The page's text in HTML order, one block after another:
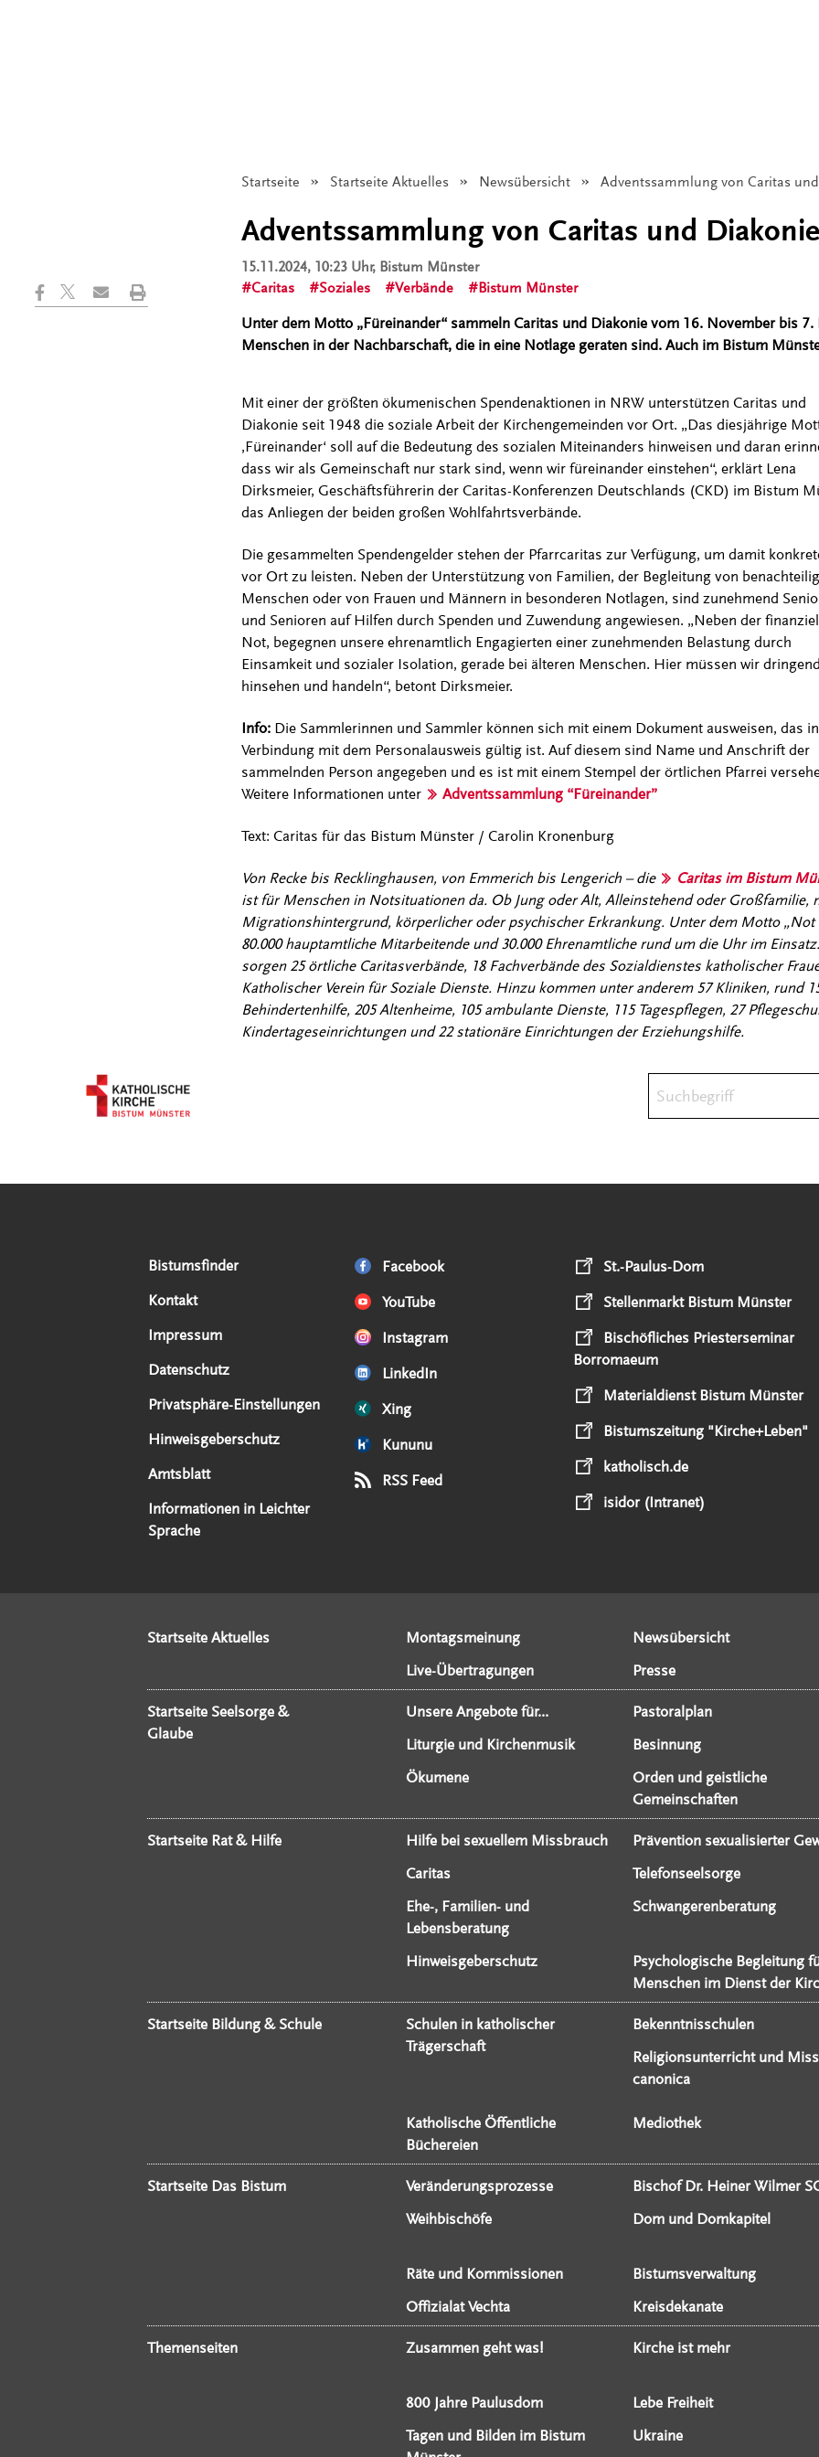
Startseite Startseite Aktuelles Newsübersicht Angezeigt:
Adventssammlung von Caritas
Adventssammlung von Caritas und
15.11.2024, 10:23 Uhr, Bistum Münster
Caritas
Soziales Verbände Bistum Münster
Unter dem Motto „Füreinander“ sammeln Caritas und Diakonie vom 16. November bis
Menschen in der Nachbarschaft, die in eine Notlage geraten sind. Auch im Bistum
Mit einer der größten ökumenischen Spendenaktionen in NRW unterstützen Caritas und
Diakonie seit 1948 die soziale Arbeit der Kirchengemeinden vor Ort. „Das diesjährige
‚Füreinander‘ soll auf die Bedeutung des sozialen Miteinanders hinweisen und daran
dass wir als Gemeinschaft nur stark sind, wenn wir füreinander einstehen“, erklärt Lena
Dirksmeier, Geschäftsführerin der Caritas-Konferenzen Deutschlands (CKD) im Bistum
das Anliegen der beiden großen Wohlfahrtsverbände.
Die gesammelten Spendengelder stehen der Pfarrcaritas zur Verfügung, um damit
vor Ort zu leisten. Neben der Unterstützung von Familien, der Begleitung von
Menschen oder von Frauen und Männern in besonderen Notlagen, sind zunehmend
und Senioren auf Hilfen durch Spenden und Zuwendung angewiesen. „Neben der
Not, begegnen unsere ehrenamtlich Engagierten einer zunehmenden Belastung durch
Einsamkeit und sozialer Isolation, gerade bei älteren Menschen. Hier müssen wir dringend
hinsehen und handeln“, betont Dirksmeier.
Info:Die Sammlerinnen und Sammler können sich mit einem Dokument ausweisen, das in
Verbindung mit dem Personalausweis gültig ist. Auf diesem sind Name und Anschrift der
sammelnden Person angegeben und es ist mit einem Stempel der örtlichen Pfarrei
Weitere Informationen unter
Adventssammlung “Füreinander”
Text: Caritas für das Bistum Münster / Carolin Kronenburg
Von Recke bis Recklinghausen, von Emmerich bis Lengerich – die
Caritas im Bistum
ist für Menschen in Notsituationen da. Ob Jung oder Alt, Alleinstehend oder Großfamilie,
Migrationshintergrund, körperlicher oder psychischer Erkrankung. Unter dem Motto „Not
80.000 hauptamtliche Mitarbeitende und 30.000 Ehrenamtliche rund um die Uhr im
sorgen 25 örtliche Caritasverbände, 18 Fachverbände des Sozialdienstes katholischer
Katholischer Verein für Soziale Dienste. Hinzu kommen unter anderem 57 Kliniken, rund
Behindertenhilfe, 205 Altenheime, 105 ambulante Dienste, 115 Tagespflegen, 27
Kindertageseinrichtungen und 22 stationäre Einrichtungen der Erziehungshilfe.
Serviceangebote
Bistumsfinder
Kontakt
Impressum
Datenschutz
Privatsphäre-Einstellungen
Hinweisgeberschutz
Amtsblatt
Informationen in Leichter
Sprache
Social Media Angebote Facebook
YouTube
Instagram
LinkedIn
Xing
Kununu
RSS Feed
Externe Links St.-Paulus-Dom
Stellenmarkt Bistum Münster
Bischöfliches Priesterseminar
Borromaeum
Materialdienst Bistum Münster
Bistumszeitung "Kirche+Leben"
katholisch.de
isidor (Intranet)
Startseite Aktuelles Montagsmeinung Newsübersicht
Live-Übertragungen
Presse
Startseite Seelsorge &
Glaube
Unsere Angebote für... Pastoralplan
Liturgie und Kirchenmusik
Besinnung
Ökumene
Orden und geistliche
Gemeinschaften
Startseite Rat & Hilfe Hilfe bei sexuellem Missbrauch Prävention sexualisierter
Caritas
Telefonseelsorge
Ehe-, Familien- und
Lebensberatung
Schwangerenberatung
Hinweisgeberschutz
Psychologische Begleitung
Menschen im Dienst der
Startseite Bildung & Schule
Schulen in katholischer
Trägerschaft
Bekenntnisschulen
Religionsunterricht und
canonica
Katholische Öffentliche
Büchereien
Mediothek
Startseite Das Bistum Veränderungsprozesse Bischof Dr. Heiner Wilmer
Weihbischöfe
Dom und Domkapitel
Räte und Kommissionen
Bistumsverwaltung
Offizialat Vechta
Kreisdekanate
Themenseiten Zusammen geht was! Kirche ist mehr
800 Jahre Paulusdom
Lebe Freiheit
Tagen und Bilden im Bistum
Ukraine